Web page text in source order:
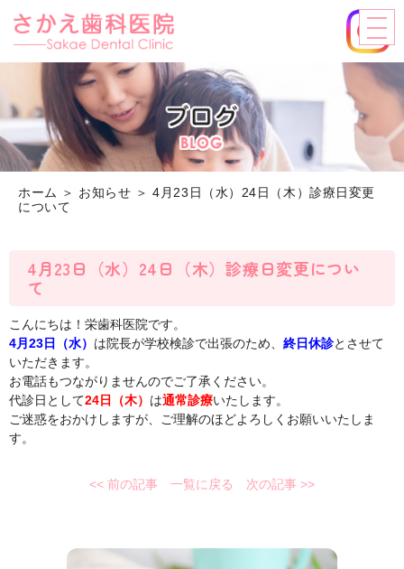
ホーム ＞ お知らせ ＞ 4月23日（水）24日（木）診療日変更
について
4月23日（水）24日（木）診療日変更につい
て
こんにちは！栄歯科医院です。
4月23日（水） は院長が学校検診で出張のため、 終日休診とさせて
いただきます。
お電話もつながりませんのでご了承ください。
代診日として24日（木） は通常診療いたします。
ご迷惑をおかけしますが、ご理解のほどよろしくお願いいたしま
す。
<< 前の記事 一覧に戻る 次の記事 >>